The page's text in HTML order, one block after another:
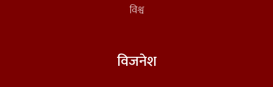
विश्व
विजनेश